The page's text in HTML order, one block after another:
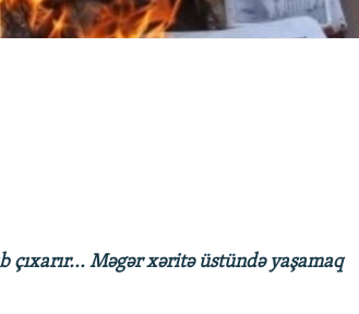
çıxarır... Məgər xəritə üstündə yaşamaq